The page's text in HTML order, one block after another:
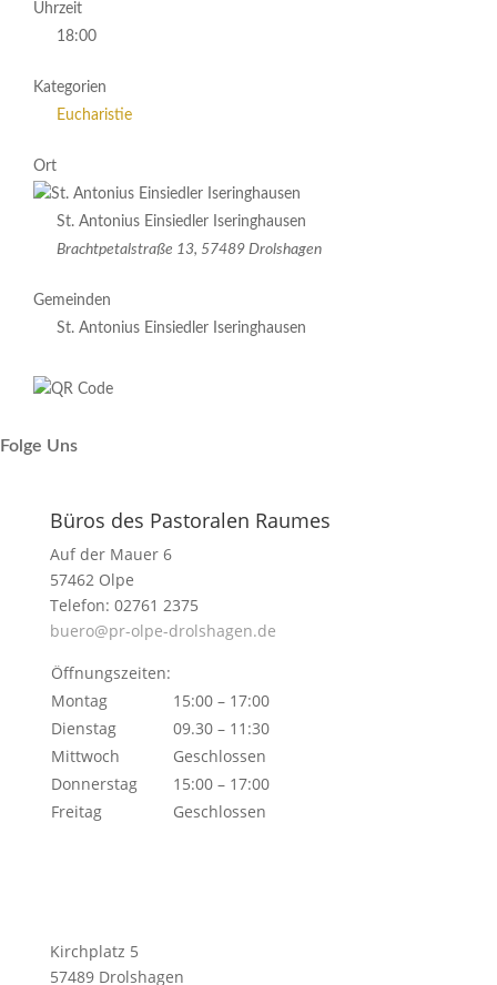
Uhrzeit
18:00
Kategorien
Eucharistie
Ort
St. Antonius Einsiedler Iseringhausen
Brachtpetalstraße 13, 57489 Drolshagen
Gemeinden
St. Antonius Einsiedler Iseringhausen
Folge Uns
Büros des Pastoralen Raumes
Auf der Mauer 6
57462 Olpe
Telefon: 02761 2375
buero@pr-olpe-drolshagen.de
Öffnungszeiten:
Montag
15:00 – 17:00
Dienstag
09.30 – 11:30
Mittwoch
Geschlossen
Donnerstag
15:00 – 17:00
Freitag
Geschlossen
Kirchplatz 5
57489 Drolshagen